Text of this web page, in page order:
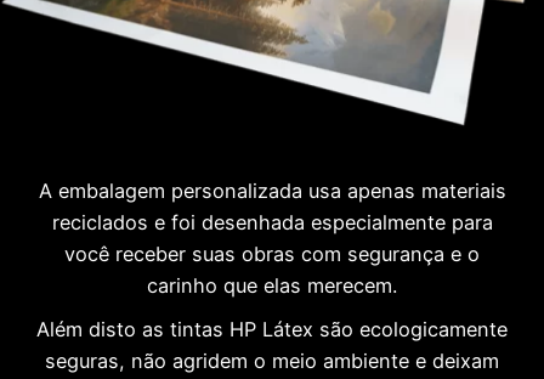
A embalagem personalizada usa apenas materiais
reciclados e foi desenhada especialmente para
você receber suas obras com segurança e o
carinho que elas merecem.
Além disto as tintas HP Látex são ecologicamente
seguras, não agridem o meio ambiente e deixam